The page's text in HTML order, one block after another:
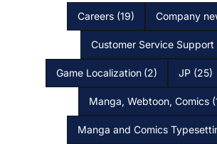
Careers (19) Company
Customer Service Support
Game Localization (2) JP (25)
Manga, Webtoon, Comics
Manga and Comics